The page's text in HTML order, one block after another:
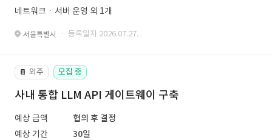
네트워크ㆍ서버 운영 외 1개
서울특별시 · 등록일자 2026.07.27.
📔 외주 모집 중
사내 통합 LLM API 게이트웨이 구축
예상 금액
협의 후 결정
예상 기간
30일